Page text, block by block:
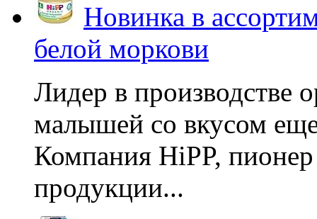
Новинка в
белой моркови
Лидер в производстве
малышей со вкусом
Компания HiPP, пионер
продукции...